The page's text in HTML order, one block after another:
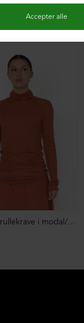
Bluse med rullekrave i modal/uld